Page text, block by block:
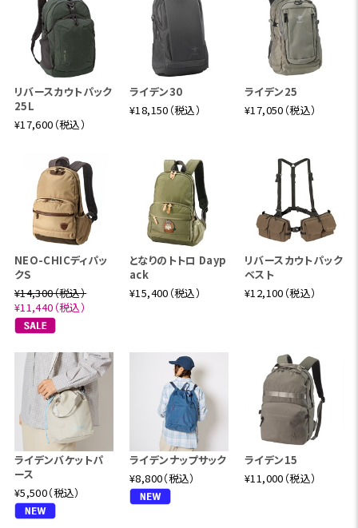
リバースカウトパック
25L
¥17,600（税込）
ライデン30
¥18,150（税込）
ライデン25
¥17,050（税込）
NEO-CHICディパッ
クS
¥14,300（税込）
¥11,440（税込）
となりのトトロ Dayp
ack
¥15,400（税込）
リバースカウトパック
ベスト
¥12,100（税込）
ライデンバケットパ
ース
¥5,500（税込）
ライデンナップサック
¥8,800（税込）
ライデン15
¥11,000（税込）